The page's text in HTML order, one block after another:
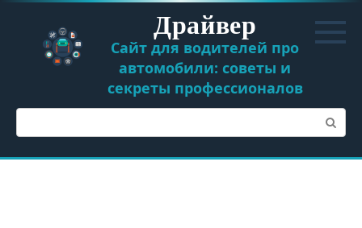
Перейти
контенту
Драйвер
Сайт для водителей про
автомобили: советы и
секреты профессионалов
Поиск: